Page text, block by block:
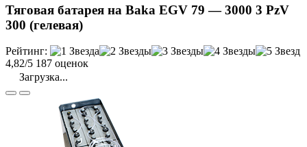
Тяговая батарея на Baka EGV 79 — 3000 3 PzV
300 (гелевая)
Рейтинг:
4,82/5 187 оценок
Загрузка...